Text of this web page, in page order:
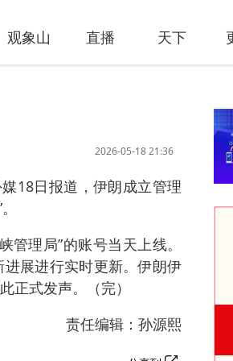
观象山 直播 天下
2026-05-18 21:36
18日报道，伊朗成立管理
理局”的账号当天上线。
展进行实时更新。伊朗伊
正式发声。（完）
责任编辑：孙源熙